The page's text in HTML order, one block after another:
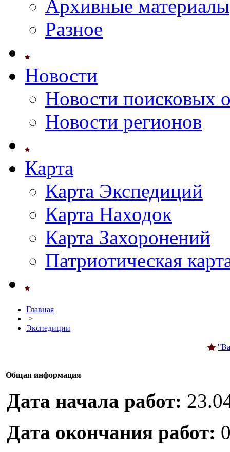
Архивные материалы
Разное
Новости
Новости поисковых
Новости регионов
Карта
Карта Экспедиций
Карта Находок
Карта Захоронений
Патриотическая
Главная
>
Экспедиции
Общая информация
Дата начала работ:
Дата окончания работ: